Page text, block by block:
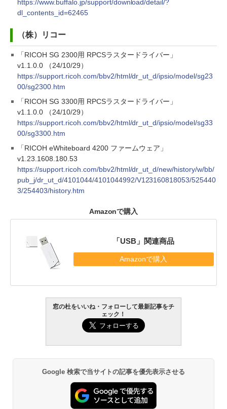
https://www.buffalo.jp/support/download/detail/?
dl_contents_id=62465
（株）リコー
「RICOH SG 2300用 RPCSラスタードライバー」
v1.1.0.0 （24/10/29）
https://support.ricoh.com/bbv2/html/dr_ut_d/ipsio/model/sg23
00/sg2300.htm
「RICOH SG 3300用 RPCSラスタードライバー」
v1.1.0.0 （24/10/29）
https://support.ricoh.com/bbv2/html/dr_ut_d/ipsio/model/sg33
00/sg3300.htm
「RICOH eWhiteboard 4200 ファームウェア」
v1.23.1608.180.53
https://support.ricoh.com/bbv2/html/dr_ut_d/new/history/w/bb/
pub_j/dr_ut_d/4101044/4101044992/V123160818053/525440
3/254403/history.htm
Amazonで購入
「USB」関連商品
Amazonで購入
窓の杜をいいね・フォローして最新記事をチ
ェック！
Google 検索で当サイトの記事を優先表示させる